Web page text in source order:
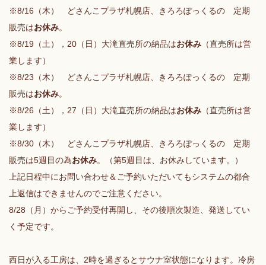
※8/16（木） どさんこプラザ札幌店、きろろぽっくるの 定期
販売はお休み。
※8/19（土），20（日）大滝直売所の納品はお休み （直売所は営
業します）
※8/23（木） どさんこプラザ札幌店、きろろぽっくるの 定期
販売はお休み。
※8/26（土），27（日）大滝直売所の納品はお休み （直売所は営
業します）
※8/30（木） どさんこプラザ札幌店、きろろぽっくるの 定期
販売は5週目の為お休み。（第5週目は、お休みしています。）
上記日程中にお問い合わせ＆ご予約いただいてもシステムの都合
上返信はできませんのでご注意ください。
8/28（月）からご予約受付再開し、その後順次製造、発送してい
く予定です。
西日が入る工房は、2時を過ぎるとサウナ室状態になります。冷房